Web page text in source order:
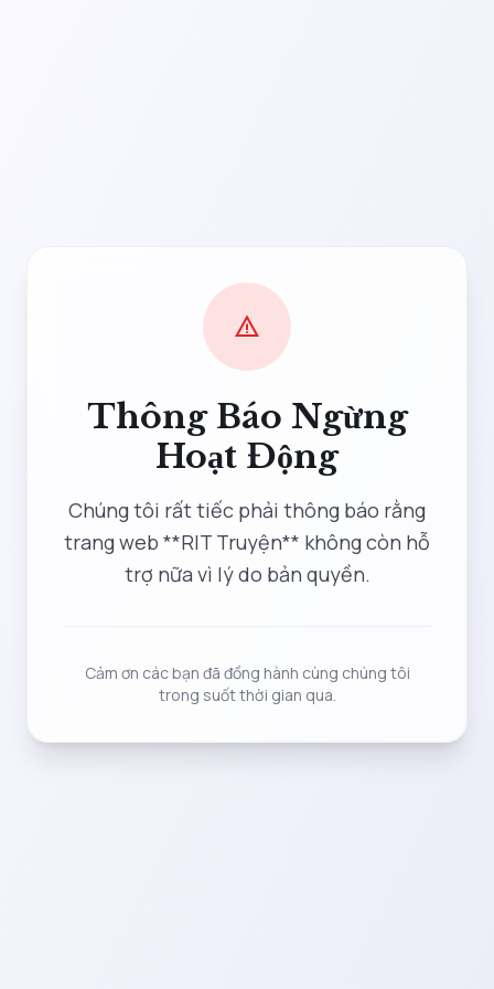
warning
Thông Báo Ngừng
Hoạt Động
Chúng tôi rất tiếc phải thông báo rằng
trang web **RIT Truyện** không còn hỗ
trợ nữa vì lý do bản quyền.
Cảm ơn các bạn đã đồng hành cùng chúng tôi
trong suốt thời gian qua.